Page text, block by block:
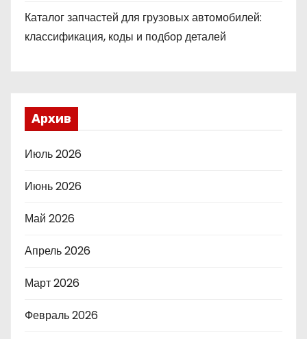
Каталог запчастей для грузовых автомобилей:
классификация, коды и подбор деталей
Архив
Июль 2026
Июнь 2026
Май 2026
Апрель 2026
Март 2026
Февраль 2026